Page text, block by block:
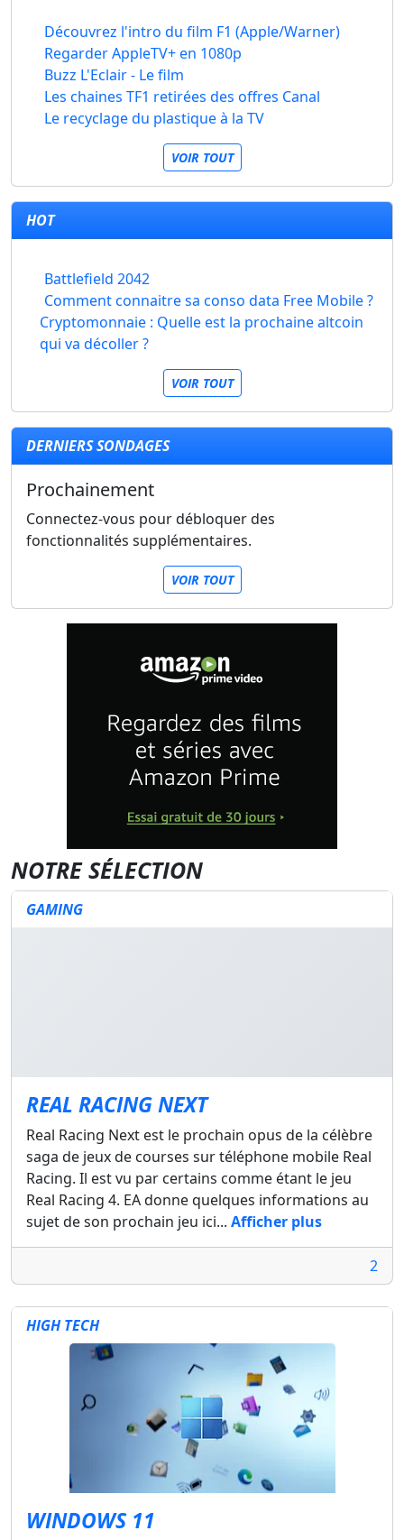
Découvrez l'intro du film F1 (Apple/Warner)
Regarder AppleTV+ en 1080p
Buzz L'Eclair - Le film
Les chaines TF1 retirées des offres Canal
Le recyclage du plastique à la TV
VOIR TOUT
HOT
Battlefield 2042
Comment connaitre sa conso data Free Mobile ?
Cryptomonnaie : Quelle est la prochaine altcoin
qui va décoller ?
VOIR TOUT
DERNIERS SONDAGES
Prochainement
Connectez-vous pour débloquer des
fonctionnalités supplémentaires.
VOIR TOUT
NOTRE SÉLECTION
GAMING
REAL RACING NEXT
Real Racing Next est le prochain opus de la célèbre
saga de jeux de courses sur téléphone mobile Real
Racing. Il est vu par certains comme étant le jeu
Real Racing 4. EA donne quelques informations au
sujet de son prochain jeu ici... Afficher plus
2
HIGH TECH
WINDOWS 11